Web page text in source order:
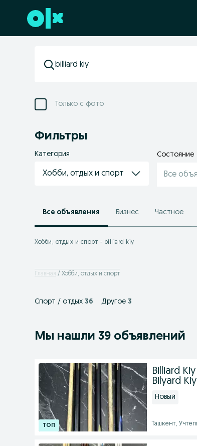
Перейти к нижнему колонтитулу
Только с фото
Фильтры
Категория
Хобби, отдых и спорт
Состояние
Все
Все объявления Бизнес Частное
Хобби, отдых и спорт - billiard kiy
Главная Хобби, отдых и спорт
Спорт / отдых 36 Другое 3
Мы нашли 39 объявлений
Billiard
Bilyard
Новый
Ташкент,